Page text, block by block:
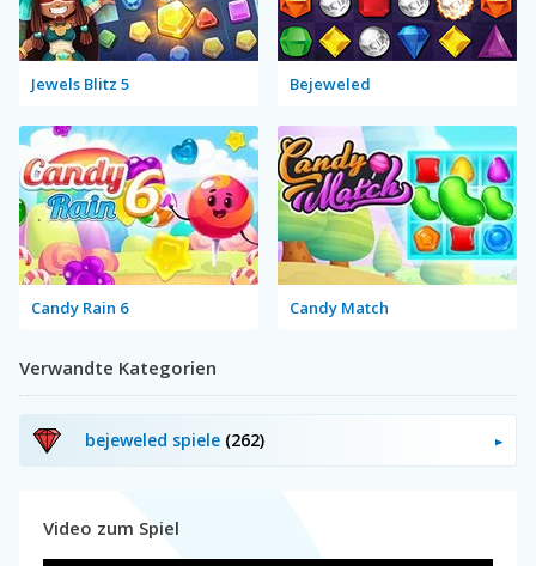
Jewels Blitz 5 Bejeweled
Candy Rain 6 Candy Match
Verwandte Kategorien
bejeweled spiele (262)
Video zum Spiel